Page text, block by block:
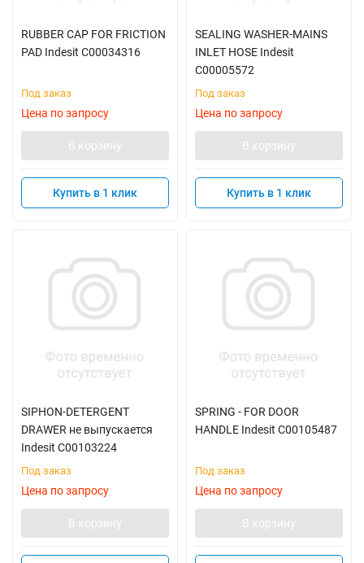
RUBBER CAP FOR FRICTION
PAD Indesit C00034316
Под заказ
Цена по запросу
В корзину
Купить в 1 клик
SEALING WASHER-MAINS
INLET HOSE Indesit
C00005572
Под заказ
Цена по запросу
В корзину
Купить в 1 клик
SIPHON-DETERGENT
DRAWER не выпускается
Indesit C00103224
Под заказ
Цена по запросу
В корзину
SPRING - FOR DOOR
HANDLE Indesit C00105487
Под заказ
Цена по запросу
В корзину